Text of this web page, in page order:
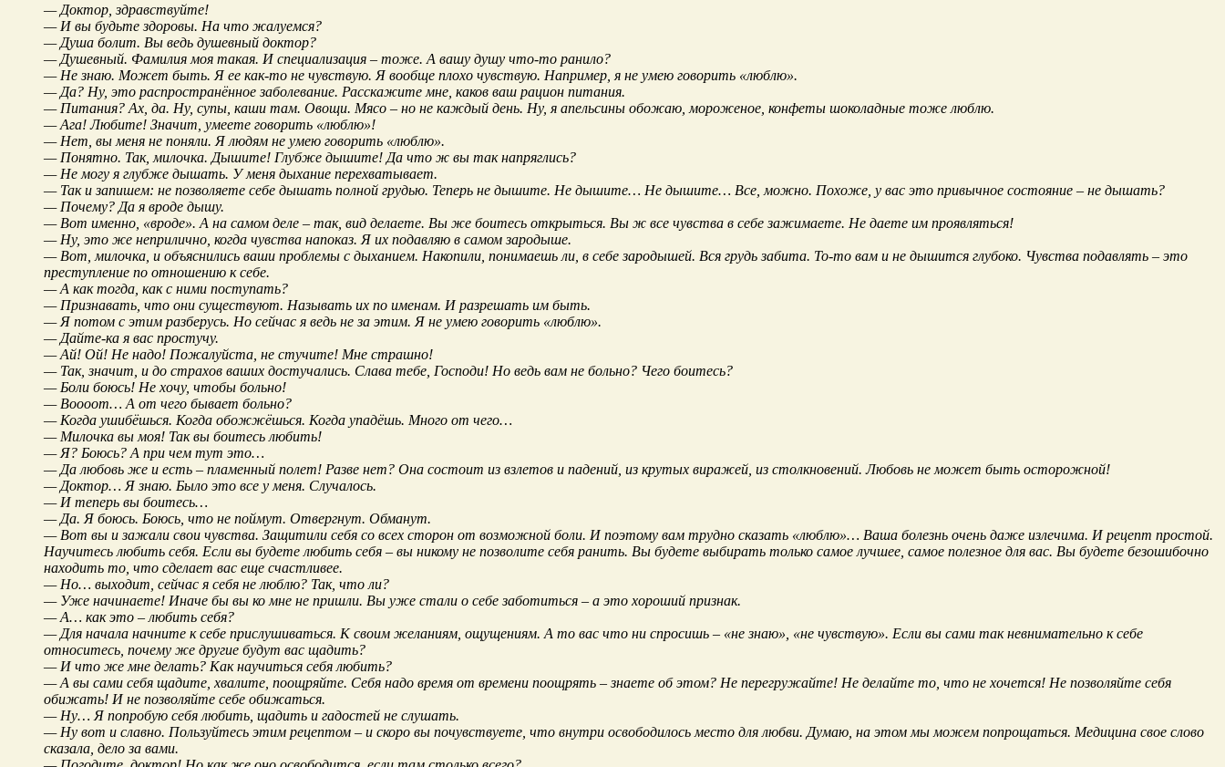
— Доктор, здравствуйте!
— И вы будьте здоровы. На что жалуемся?
— Душа болит. Вы ведь душевный доктор?
— Душевный. Фамилия моя такая. И специализация – тоже. А вашу душу что-то ранило?
— Не знаю. Может быть. Я ее как-то не чувствую. Я вообще плохо чувствую. Например, я не умею говорить «люблю».
— Да? Ну, это распространённое заболевание. Расскажите мне, каков ваш рацион питания.
— Питания? Ах, да. Ну, супы, каши там. Овощи. Мясо – но не каждый день. Ну, я апельсины обожаю, мороженое, конфеты шоколадные тоже люблю.
— Ага! Любите! Значит, умеете говорить «люблю»!
— Нет, вы меня не поняли. Я людям не умею говорить «люблю».
— Понятно. Так, милочка. Дышите! Глубже дышите! Да что ж вы так напряглись?
— Не могу я глубже дышать. У меня дыхание перехватывает.
— Так и запишем: не позволяете себе дышать полной грудью. Теперь не дышите. Не дышите… Не дышите… Все, можно. Похоже, у вас это привычное состояние – не дышать?
— Почему? Да я вроде дышу.
— Вот именно, «вроде». А на самом деле – так, вид делаете. Вы же боитесь открыться. Вы ж все чувства в себе зажимаете. Не даете им проявляться!
— Ну, это же неприлично, когда чувства напоказ. Я их подавляю в самом зародыше.
— Вот, милочка, и объяснились ваши проблемы с дыханием. Накопили, понимаешь ли, в себе зародышей. Вся грудь забита. То-то вам и не дышится глубоко. Чувства подавлять – это
преступление по отношению к себе.
— А как тогда, как с ними поступать?
— Признавать, что они существуют. Называть их по именам. И разрешать им быть.
— Я потом с этим разберусь. Но сейчас я ведь не за этим. Я не умею говорить «люблю».
— Дайте-ка я вас простучу.
— Ай! Ой! Не надо! Пожалуйста, не стучите! Мне страшно!
— Так, значит, и до страхов ваших достучались. Слава тебе, Господи! Но ведь вам не больно? Чего боитесь?
— Боли боюсь! Не хочу, чтобы больно!
— Воооот… А от чего бывает больно?
— Когда ушибёшься. Когда обожжёшься. Когда упадёшь. Много от чего…
— Милочка вы моя! Так вы боитесь любить!
— Я? Боюсь? А при чем тут это…
— Да любовь же и есть – пламенный полет! Разве нет? Она состоит из взлетов и падений, из крутых виражей, из столкновений. Любовь не может быть осторожной!
— Доктор… Я знаю. Было это все у меня. Случалось.
— И теперь вы боитесь…
— Да. Я боюсь. Боюсь, что не поймут. Отвергнут. Обманут.
— Вот вы и зажали свои чувства. Защитили себя со всех сторон от возможной боли. И поэтому вам трудно сказать «люблю»… Ваша болезнь очень даже излечима. И рецепт простой.
Научитесь любить себя. Если вы будете любить себя – вы никому не позволите себя ранить. Вы будете выбирать только самое лучшее, самое полезное для вас. Вы будете безошибочно
находить то, что сделает вас еще счастливее.
— Но… выходит, сейчас я себя не люблю? Так, что ли?
— Уже начинаете! Иначе бы вы ко мне не пришли. Вы уже стали о себе заботиться – а это хороший признак.
— А… как это – любить себя?
— Для начала начните к себе прислушиваться. К своим желаниям, ощущениям. А то вас что ни спросишь – «не знаю», «не чувствую». Если вы сами так невнимательно к себе
относитесь, почему же другие будут вас щадить?
— И что же мне делать? Как научиться себя любить?
— А вы сами себя щадите, хвалите, поощряйте. Себя надо время от времени поощрять – знаете об этом? Не перегружайте! Не делайте то, что не хочется! Не позволяйте себя
обижать! И не позволяйте себе обижаться.
— Ну… Я попробую себя любить, щадить и гадостей не слушать.
— Ну вот и славно. Пользуйтесь этим рецептом – и скоро вы почувствуете, что внутри освободилось место для любви. Думаю, на этом мы можем попрощаться. Медицина свое слово
сказала, дело за вами.